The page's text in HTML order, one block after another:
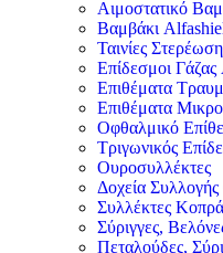
Αιμοστατικό
Βαμβάκι
Ταινίες
Επίδεσμοι
Επιθέματα
Επιθέματα
Οφθαλμικό
Τριγωνικός
Ουροσυλλέκτες
Δοχεία
Συλλέκτες
Σύριγγες,
Πεταλούδες,